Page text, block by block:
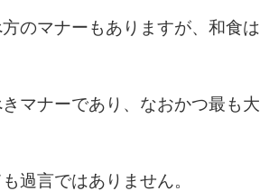
のマナーもありますが、和食
マナーであり、なおかつ最も
過言ではありません。